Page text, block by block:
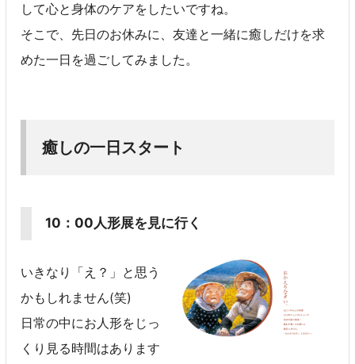
して心と身体のケアをしたいですね。
そこで、先日のお休みに、友達と一緒に癒しだけを求
めた一日を過ごしてみました。
癒しの一日スタート
10：00人形展を見に行く
いきなり「え？」と思う
かもしれません(笑)
日常の中にお人形をじっ
くり見る時間はあります